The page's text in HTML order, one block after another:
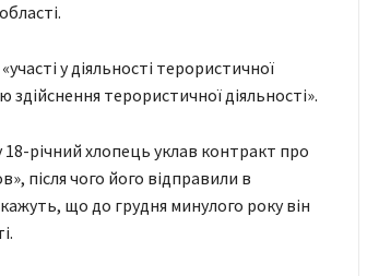
у діяльності терористичної
здійснення терористичної діяльності».
річний хлопець уклав контракт про
після чого його відправили в
що до грудня минулого року він